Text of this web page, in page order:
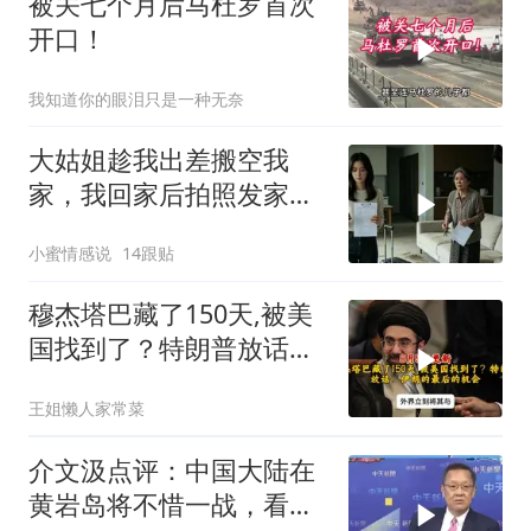
开口！
我知道你的眼泪只是一种无奈
大姑姐趁我出差搬空我
家，我回家后拍照发家族
小蜜情感说 14跟贴
穆杰塔巴藏了150天,被美
国找到了？特朗普放话：
王姐懒人家常菜
介文汲点评：中国大陆在
黄岩岛将不惜一战，看你